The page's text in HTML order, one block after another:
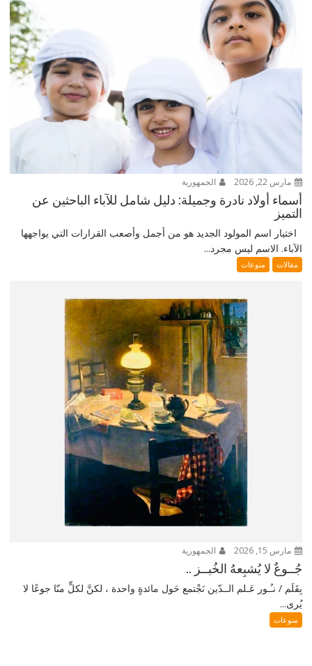
مارس 22, 2026 الجمهورية
أسماء أولاد نادرة وجميلة: دليل شامل للآباء الباحثين عن
التميز
اختيار اسم المولود الجديد هو من أجمل وأصعب القرارات التي يواجهها
الآباء. الاسم ليس مجرد...
مقالات منوعات
مارس 15, 2026 الجمهورية
جُــوعٌ لا يُشبِعهُ الخُبــز ..
بِقَلَم / نـُـور عَـلم الــدّين نَجْتمع حَول مائدةٍ واحدة ، لكنَّ لكلٍّ منّا جوعًا لا
يُرى...
منوعات